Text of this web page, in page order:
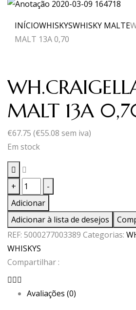
INÍCIOWHISKYSWHISKY MALTE
MALT 13A 0,70
MALT 13A
€67.75 (€55.08 sem iva)
Em stock
+
Quantidade
de
WH.CRAIGELLACHIE
MALT
13A
0,70
-
Adicionar
Adicionar à lista de desejos
REF: 5000277003389 Categorias:
WHISKYS
Compartilhar :
Avaliações (0)